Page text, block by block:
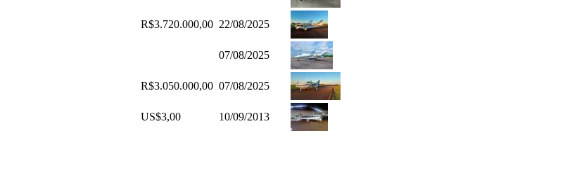
R$3.720.000,00 22/08/2025
07/08/2025
R$3.050.000,00 07/08/2025
US$3,00 10/09/2013